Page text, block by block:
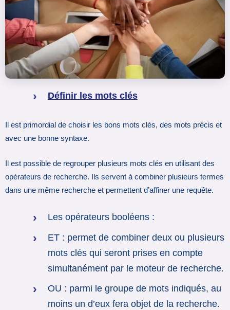
Définir les mots clés
Il est primordial de choisir les bons mots clés, des mots précis et
avec une bonne syntaxe.
Il est possible de regrouper plusieurs mots clés en utilisant des
opérateurs de recherche. Ils servent à combiner plusieurs termes
dans une même recherche et permettent d’affiner une requête.
Les opérateurs booléens :
ET : permet de combiner deux ou plusieurs
mots clés qui seront prises en compte
simultanément par le moteur de recherche.
OU : parmi le groupe de mots indiqués, au
moins un d’eux fera objet de la recherche.